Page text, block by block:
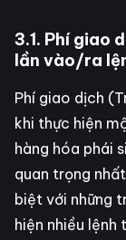
3.1. Phí giao
lần vào/ra
Phí giao dịch
khi thực hiện
hàng hóa phái
quan trọng
biệt với những
hiện nhiều lệnh